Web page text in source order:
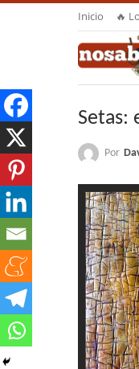
Inicio 🔥
Setas:
Por